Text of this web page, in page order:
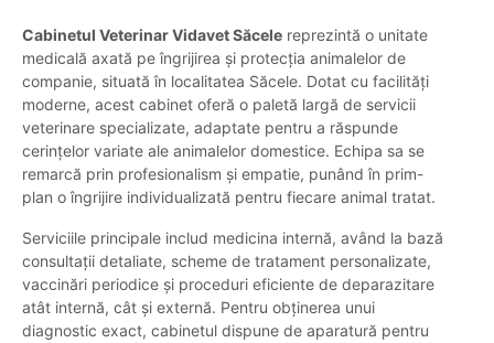
Cabinetul Veterinar Vidavet Săcele reprezintă o unitate
medicală axată pe îngrijirea și protecția animalelor de
companie, situată în localitatea Săcele. Dotat cu facilități
moderne, acest cabinet oferă o paletă largă de servicii
veterinare specializate, adaptate pentru a răspunde
cerințelor variate ale animalelor domestice. Echipa sa se
remarcă prin profesionalism și empatie, punând în prim-
plan o îngrijire individualizată pentru fiecare animal tratat.
Serviciile principale includ medicina internă, având la bază
consultații detaliate, scheme de tratament personalizate,
vaccinări periodice și proceduri eficiente de deparazitare
atât internă, cât și externă. Pentru obținerea unui
diagnostic exact, cabinetul dispune de aparatură pentru